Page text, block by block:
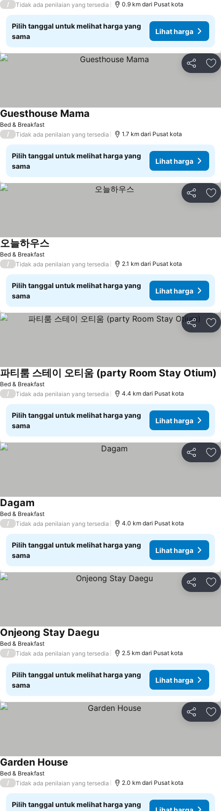
/ Tidak ada penilaian yang tersedia 0.9 km dari Pusat kota
Pilih tanggal untuk melihat harga yang
sama
Lihat harga
Bagikan
Bed & Breakfast
Guesthouse Mama
/ Tidak ada penilaian yang tersedia 1.7 km dari Pusat kota
Pilih tanggal untuk melihat harga yang
sama
Lihat harga
Bagikan
Bed & Breakfast
오늘하우스
/ Tidak ada penilaian yang tersedia 2.1 km dari Pusat kota
Pilih tanggal untuk melihat harga yang
sama
Lihat harga
Bagikan
Bed & Breakfast
파티룸 스테이 오티움 (party Room Stay Otium)
/ Tidak ada penilaian yang tersedia 4.4 km dari Pusat kota
Pilih tanggal untuk melihat harga yang
sama
Lihat harga
Bagikan
Bed & Breakfast
Dagam
/ Tidak ada penilaian yang tersedia 4.0 km dari Pusat kota
Pilih tanggal untuk melihat harga yang
sama
Lihat harga
Bagikan
Bed & Breakfast
Onjeong Stay Daegu
/ Tidak ada penilaian yang tersedia 2.5 km dari Pusat kota
Pilih tanggal untuk melihat harga yang
sama
Lihat harga
Bagikan
Bed & Breakfast
Garden House
/ Tidak ada penilaian yang tersedia 2.0 km dari Pusat kota
Pilih tanggal untuk melihat harga yang